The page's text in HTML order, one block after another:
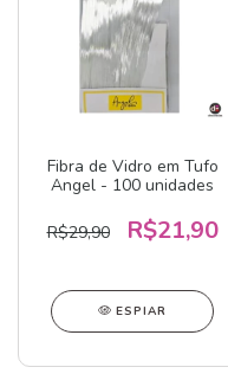
Fibra de Vidro em Tufo
Angel - 100 unidades
R$29,90 R$21,90
ESPIAR